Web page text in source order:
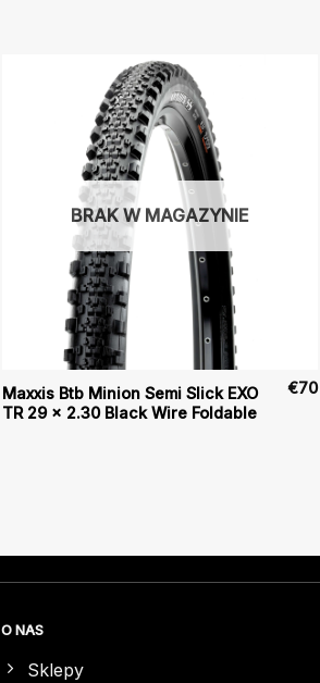
BRAK W MAGAZYNIE
Maxxis Btb Minion Semi Slick EXO
TR 29 x 2.30 Black Wire Foldable
€70
O NAS
Sklepy